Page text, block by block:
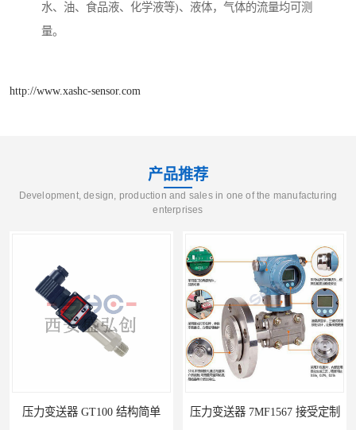
水、油、食品液、化学液等)、液体，气体的流量均可测
量。
http://www.xashc-sensor.com
产品推荐
Development, design, production and sales in one of the manufacturing
enterprises
压力变送器 GT100 结构简单 压力变送器 7MF1567 接受定制